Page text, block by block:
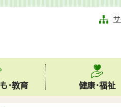
サ
・教育 健康・福祉